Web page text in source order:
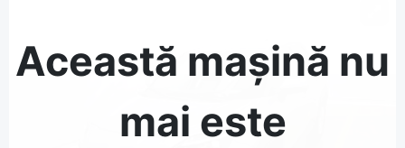
Această mașină nu
mai este